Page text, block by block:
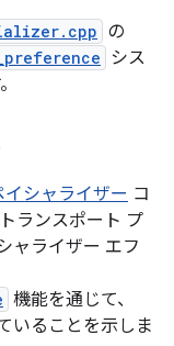
の
シス
イシャライザー コ
ランスポート プ
ャライザー エフ
機能を通じて、
いることを示しま